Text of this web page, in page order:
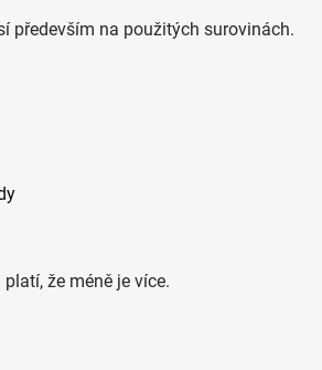
především na použitých surovinách.
že méně je více.